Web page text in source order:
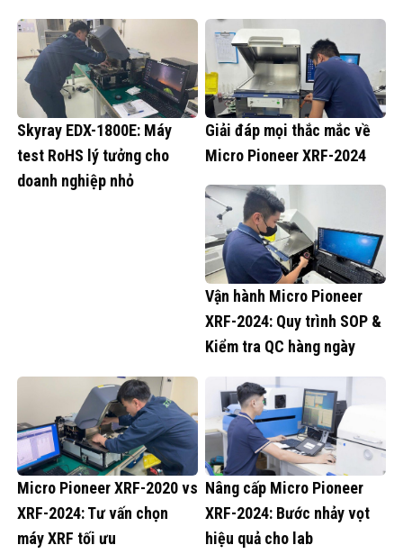
Skyray EDX-1800E: Máy
test RoHS lý tưởng cho
doanh nghiệp nhỏ
Giải đáp mọi thắc mắc về
Micro Pioneer XRF-2024
Vận hành Micro Pioneer
XRF-2024: Quy trình SOP &
Kiểm tra QC hàng ngày
Micro Pioneer XRF-2020 vs
XRF-2024: Tư vấn chọn
máy XRF tối ưu
Nâng cấp Micro Pioneer
XRF-2024: Bước nhảy vọt
hiệu quả cho lab